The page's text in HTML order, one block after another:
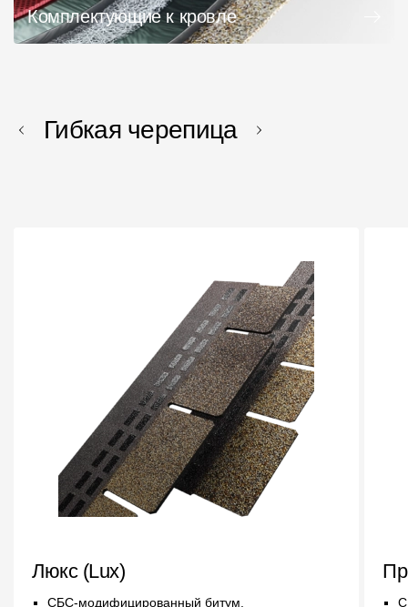
Комплектующие к кровле
Гибкая черепица
Люкс (Lux)
СБС-модифицированный битум.